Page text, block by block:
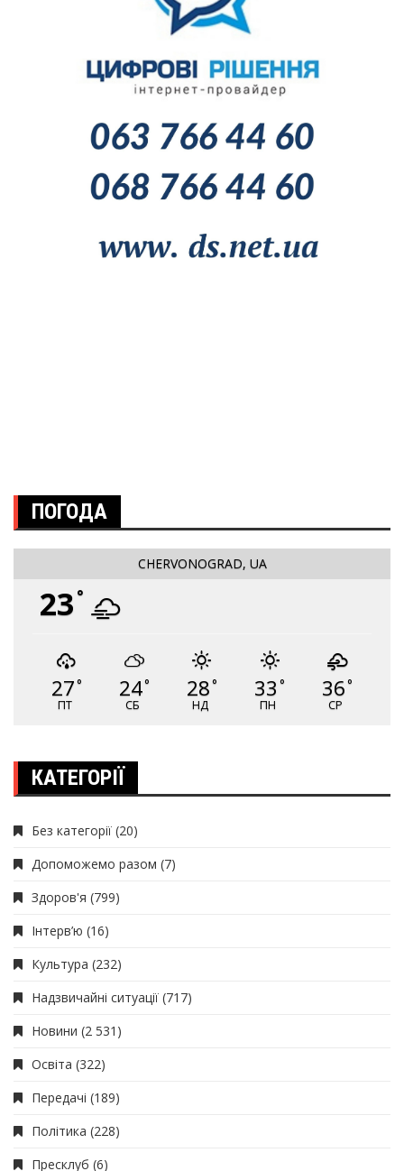
ПОГОДА
CHERVONOGRAD, UA
23 °
27°
ПТ
24°
СБ
28°
НД
33 °
ПН
36°
СР
КАТЕГОРІЇ
Без категорії (20)
Допоможемо разом (7)
Здоров'я (799)
Інтерв’ю (16)
Культура (232)
Надзвичайні ситуації (717)
Новини (2 531)
Освіта (322)
Передачі (189)
Політика (228)
Пресклуб (6)